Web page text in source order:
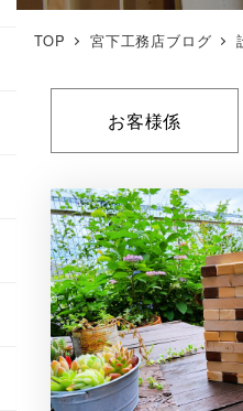
TOP 宮下工務店ブログ
お客様係